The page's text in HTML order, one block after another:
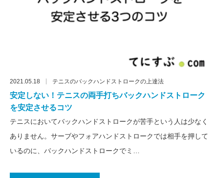
2021.05.18 テニスのバックハンドストロークの上達法
安定しない！テニスの両手打ちバックハンドストローク
を安定させるコツ
テニスにおいてバックハンドストロークが苦手という人は少なく
ありません。サーブやフォアハンドストロークでは相手を押して
いるのに、バックハンドストロークでミ…